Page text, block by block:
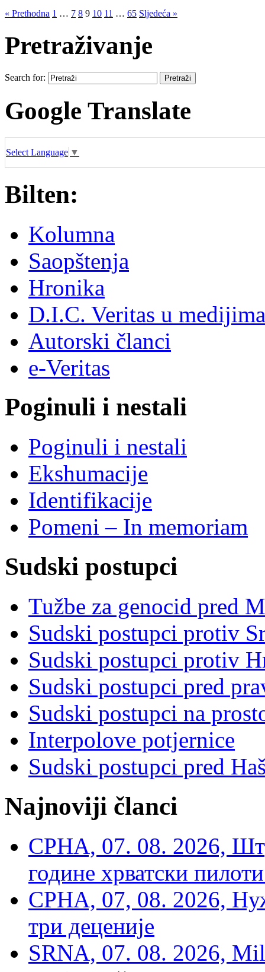
« Prethodna 1 … 7 8 9 10 11 … 65 Sljedeća »
Pretraživanje
Search for:
Google Translate
Select Language ▼
Bilten:
Kolumna
Saopštenja
Hronika
D.I.C. Veritas u medijima
Autorski članci
e-Veritas
Poginuli i nestali
Poginuli i nestali
Ekshumacije
Identifikacije
Pomeni – In memoriam
Sudski postupci
Tužbe za genocid pred
Sudski postupci protiv
Sudski postupci protiv
Sudski postupci pred
Sudski postupci na
Interpolove potjernice
Sudski postupci pred
Najnoviji članci
СРНА, 07. 08. 2026,
године хрватски
СРНА, 07, 08. 2026,
три деценије
SRNA, 07. 08. 2026,